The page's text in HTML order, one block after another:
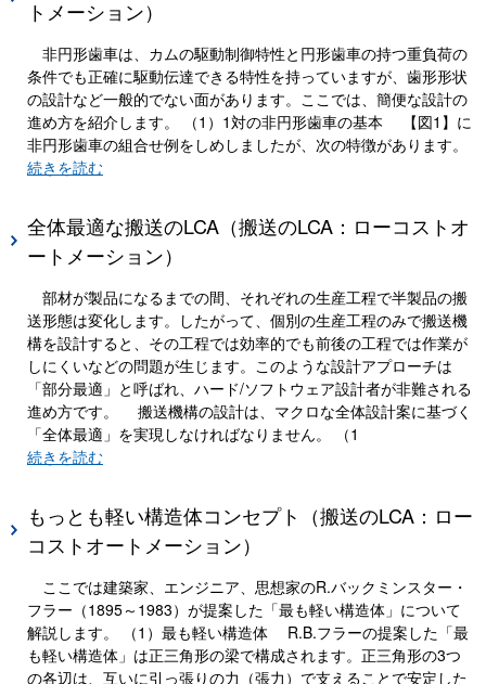
トメーション）
非円形歯車は、カムの駆動制御特性と円形歯車の持つ重負荷の
条件でも正確に駆動伝達できる特性を持っていますが、歯形形状
の設計など一般的でない面があります。ここでは、簡便な設計の
進め方を紹介します。 （1）1対の非円形歯車の基本 【図1】に
非円形歯車の組合せ例をしめしましたが、次の特徴があります。
続きを読む
全体最適な搬送のLCA（搬送のLCA：ローコストオ
ートメーション）
部材が製品になるまでの間、それぞれの生産工程で半製品の搬
送形態は変化します。したがって、個別の生産工程のみで搬送機
構を設計すると、その工程では効率的でも前後の工程では作業が
しにくいなどの問題が生じます。このような設計アプローチは
「部分最適」と呼ばれ、ハード/ソフトウェア設計者が非難される
進め方です。 搬送機構の設計は、マクロな全体設計案に基づく
「全体最適」を実現しなければなりません。 （1
続きを読む
もっとも軽い構造体コンセプト（搬送のLCA：ロー
コストオートメーション）
ここでは建築家、エンジニア、思想家のR.バックミンスター・
フラー（1895～1983）が提案した「最も軽い構造体」について
解説します。 （1）最も軽い構造体 R.B.フラーの提案した「最
も軽い構造体」は正三角形の梁で構成されます。正三角形の3つ
の各辺は、互いに引っ張りの力（張力）で支えることで安定した